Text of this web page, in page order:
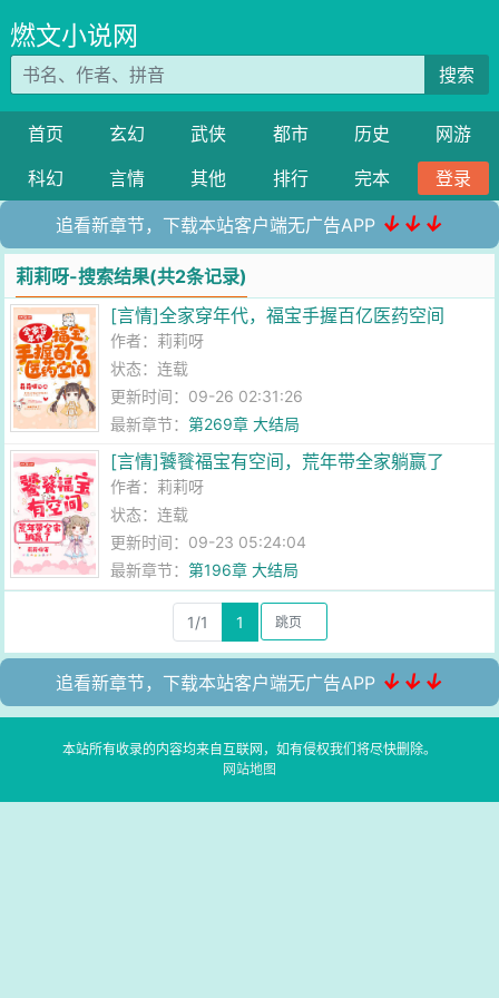
燃文小说网
搜索
首页 玄幻 武侠 都市 历史
网游
科幻
言情 其他 排行 完本 登录
追看新章节，下载本站客户端无广告APP ↓↓↓
莉莉呀-搜索结果(共2条记录)
[言情]全家穿年代，福宝手握百亿医药空间
作者： 莉莉呀
状态：连载
更新时间：09-26 02:31:26
最新章节：第269章 大结局
[言情]饕餮福宝有空间，荒年带全家躺赢了
作者： 莉莉呀
状态：连载
更新时间：09-23 05:24:04
最新章节：第196章 大结局
1/1 1
追看新章节，下载本站客户端无广告APP ↓↓↓
本站所有收录的内容均来自互联网，如有侵权我们将尽快删除。
网站地图